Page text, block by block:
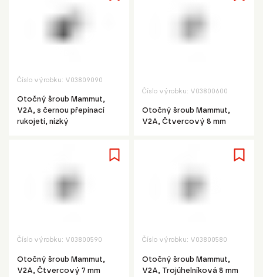
Číslo výrobku: V03809090
Otočný šroub Mammut,
V2A, s černou přepínací
rukojetí, nízký
Číslo výrobku: V03800600
Otočný šroub Mammut,
V2A, Čtvercový 8 mm
Číslo výrobku: V03800590
Otočný šroub Mammut,
V2A, Čtvercový 7 mm
Číslo výrobku: V03800580
Otočný šroub Mammut,
V2A, Trojúhelníková 8 mm